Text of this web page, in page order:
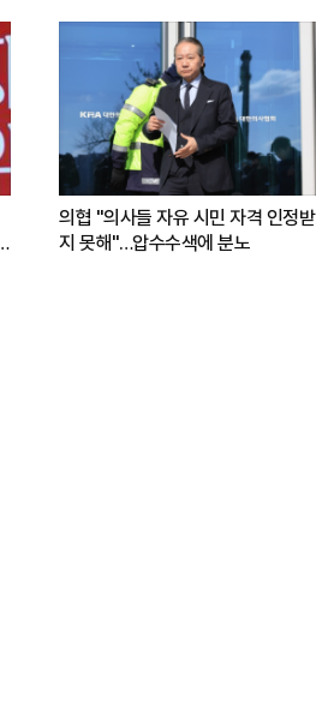
의협 "의사들 자유 시민 자격 인정받
지 못해"…압수수색에 분노